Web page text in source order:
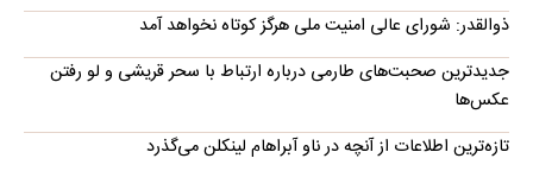
ذوالقدر: شورای عالی امنیت ملی هرگز کوتاه نخواهد آمد
جدیدترین صحبت‌های طارمی درباره ارتباط با سحر قریشی و لو رفتن
عکس‌ها
تازه‌ترین اطلاعات از آنچه در ناو آبراهام لینکلن می‌گذرد